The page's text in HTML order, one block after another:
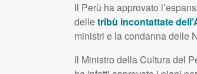
Il Perù ha approvato
delletribù incontattate
ministri e la condanna delle
Il Ministro della Cultura del